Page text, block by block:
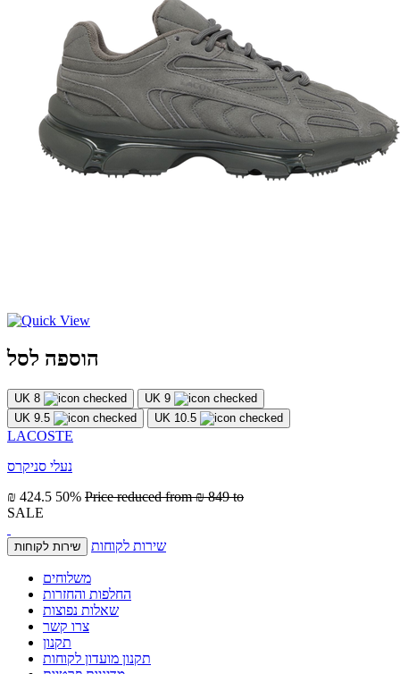
הוספה לסל
UK 8
UK 9
UK 9.5
UK 10.5
LACOSTE
נעלי סניקרס
₪ 424.5 50% Price reduced from₪ 849 to
SALE
שירות לקוחות שירות לקוחות
משלוחים
החלפות והחזרות
שאלות נפוצות
צרו קשר
תקנון
תקנון מועדון לקוחות